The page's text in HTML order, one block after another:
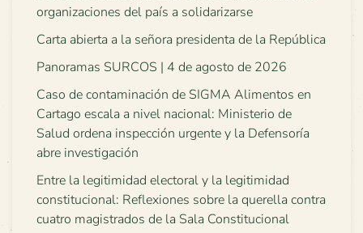
organizaciones del país a solidarizarse
Carta abierta a la señora presidenta de la República
Panoramas SURCOS | 4 de agosto de 2026
Caso de contaminación de SIGMA Alimentos en
Cartago escala a nivel nacional: Ministerio de
Salud ordena inspección urgente y la Defensoría
abre investigación
Entre la legitimidad electoral y la legitimidad
constitucional: Reflexiones sobre la querella contra
cuatro magistrados de la Sala Constitucional